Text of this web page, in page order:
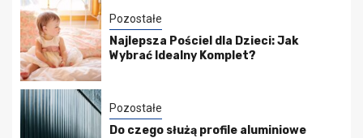
Pozostałe
Najlepsza Pościel dla Dzieci: Jak
Wybrać Idealny Komplet?
Pozostałe
Do czego służą profile aluminiowe